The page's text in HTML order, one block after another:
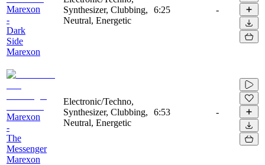
Marexon
-
Dark
Side
Marexon
Synthesizer, Clubbing,
Neutral, Energetic
6:25 -
Marexon
-
The
Messenger
Marexon
Electronic/Techno,
Synthesizer, Clubbing,
Neutral, Energetic
6:53 -